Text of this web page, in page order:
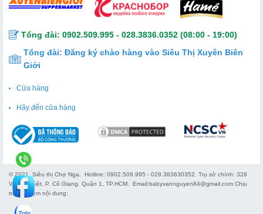
Tổng đài: 0902.509.995 - 028.3836.0352 (08:00 - 19:00)
Tổng đài: Đăng ký chào hàng vào Siêu Thị Xuyên Biên
Giới
Cửa hàng
Hãy đến cửa hàng
© 2021. Siêu thị Chợ Nga. Hotline: 0902.509.995 - 028.383630352. Trụ sở chính: 328
Võ Văn Kiệt, P. Cô Giang. Quận 1, TP.HCM. Email:babyvannguyen84@gmail.com Chịu
trách nhiệm nội dung: